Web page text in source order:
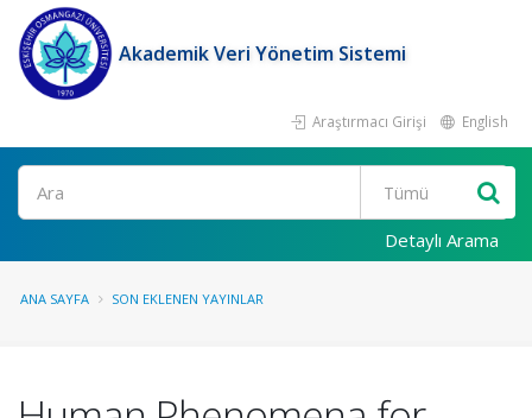
Akademik Veri Yönetim Sistemi
Araştırmacı Girişi English
Ara
Detaylı Arama
ANA SAYFA SON EKLENEN YAYINLAR